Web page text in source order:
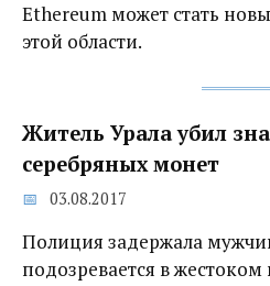
Ethereum может стать
этой области.
Житель Урала убил
серебряных монет
03.08.2017
Полиция задержала
подозревается в